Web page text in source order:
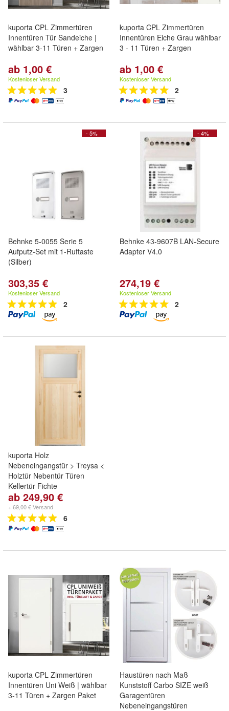
kuporta CPL Zimmertüren
Innentüren Tür Sandeiche |
wählbar 3-11 Türen + Zargen
ab 1,00 €
Kostenloser Versand
3
kuporta CPL Zimmertüren
Innentüren Eiche Grau wählbar
3 - 11 Türen + Zargen
ab 1,00 €
Kostenloser Versand
2
- 5%
Behnke 5-0055 Serie 5
Aufputz-Set mit 1-Ruftaste
(Silber)
303,35 €
Kostenloser Versand
2
- 4%
Behnke 43-9607B LAN-Secure
Adapter V4.0
274,19 €
Kostenloser Versand
2
kuporta Holz
Nebeneingangstür > Treysa <
Holztür Nebentür Türen
Kellertür Fichte
ab 249,90 €
+ 69,00 € Versand
6
kuporta CPL Zimmertüren
Innentüren Uni Weiß | wählbar
3-11 Türen + Zargen Paket
Haustüren nach Maß
Kunststoff Carbo SIZE weiß
Garagentüren
Nebeneingangstüren